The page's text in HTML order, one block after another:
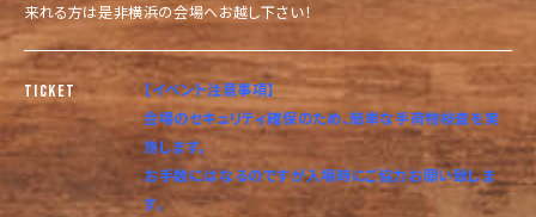
来れる方は是非横浜の会場へお越し下さい！
TICKET
【イベント注意事項】
会場のセキュリティ確保のため、簡単な手荷物検査を実
施します。
お手数にはなるのですが入場時にご協力お願い致しま
す。